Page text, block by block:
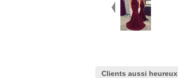
Clients aussi heureux